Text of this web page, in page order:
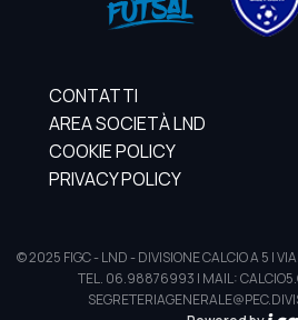
CONTATTI
AREA SOCIETÀ LND
COOKIE POLICY
PRIVACY POLICY
© 2025 FIGC - LND - DIVISIONE CALCIO A 5 |
TEL. 06.98876993 | MAIL: